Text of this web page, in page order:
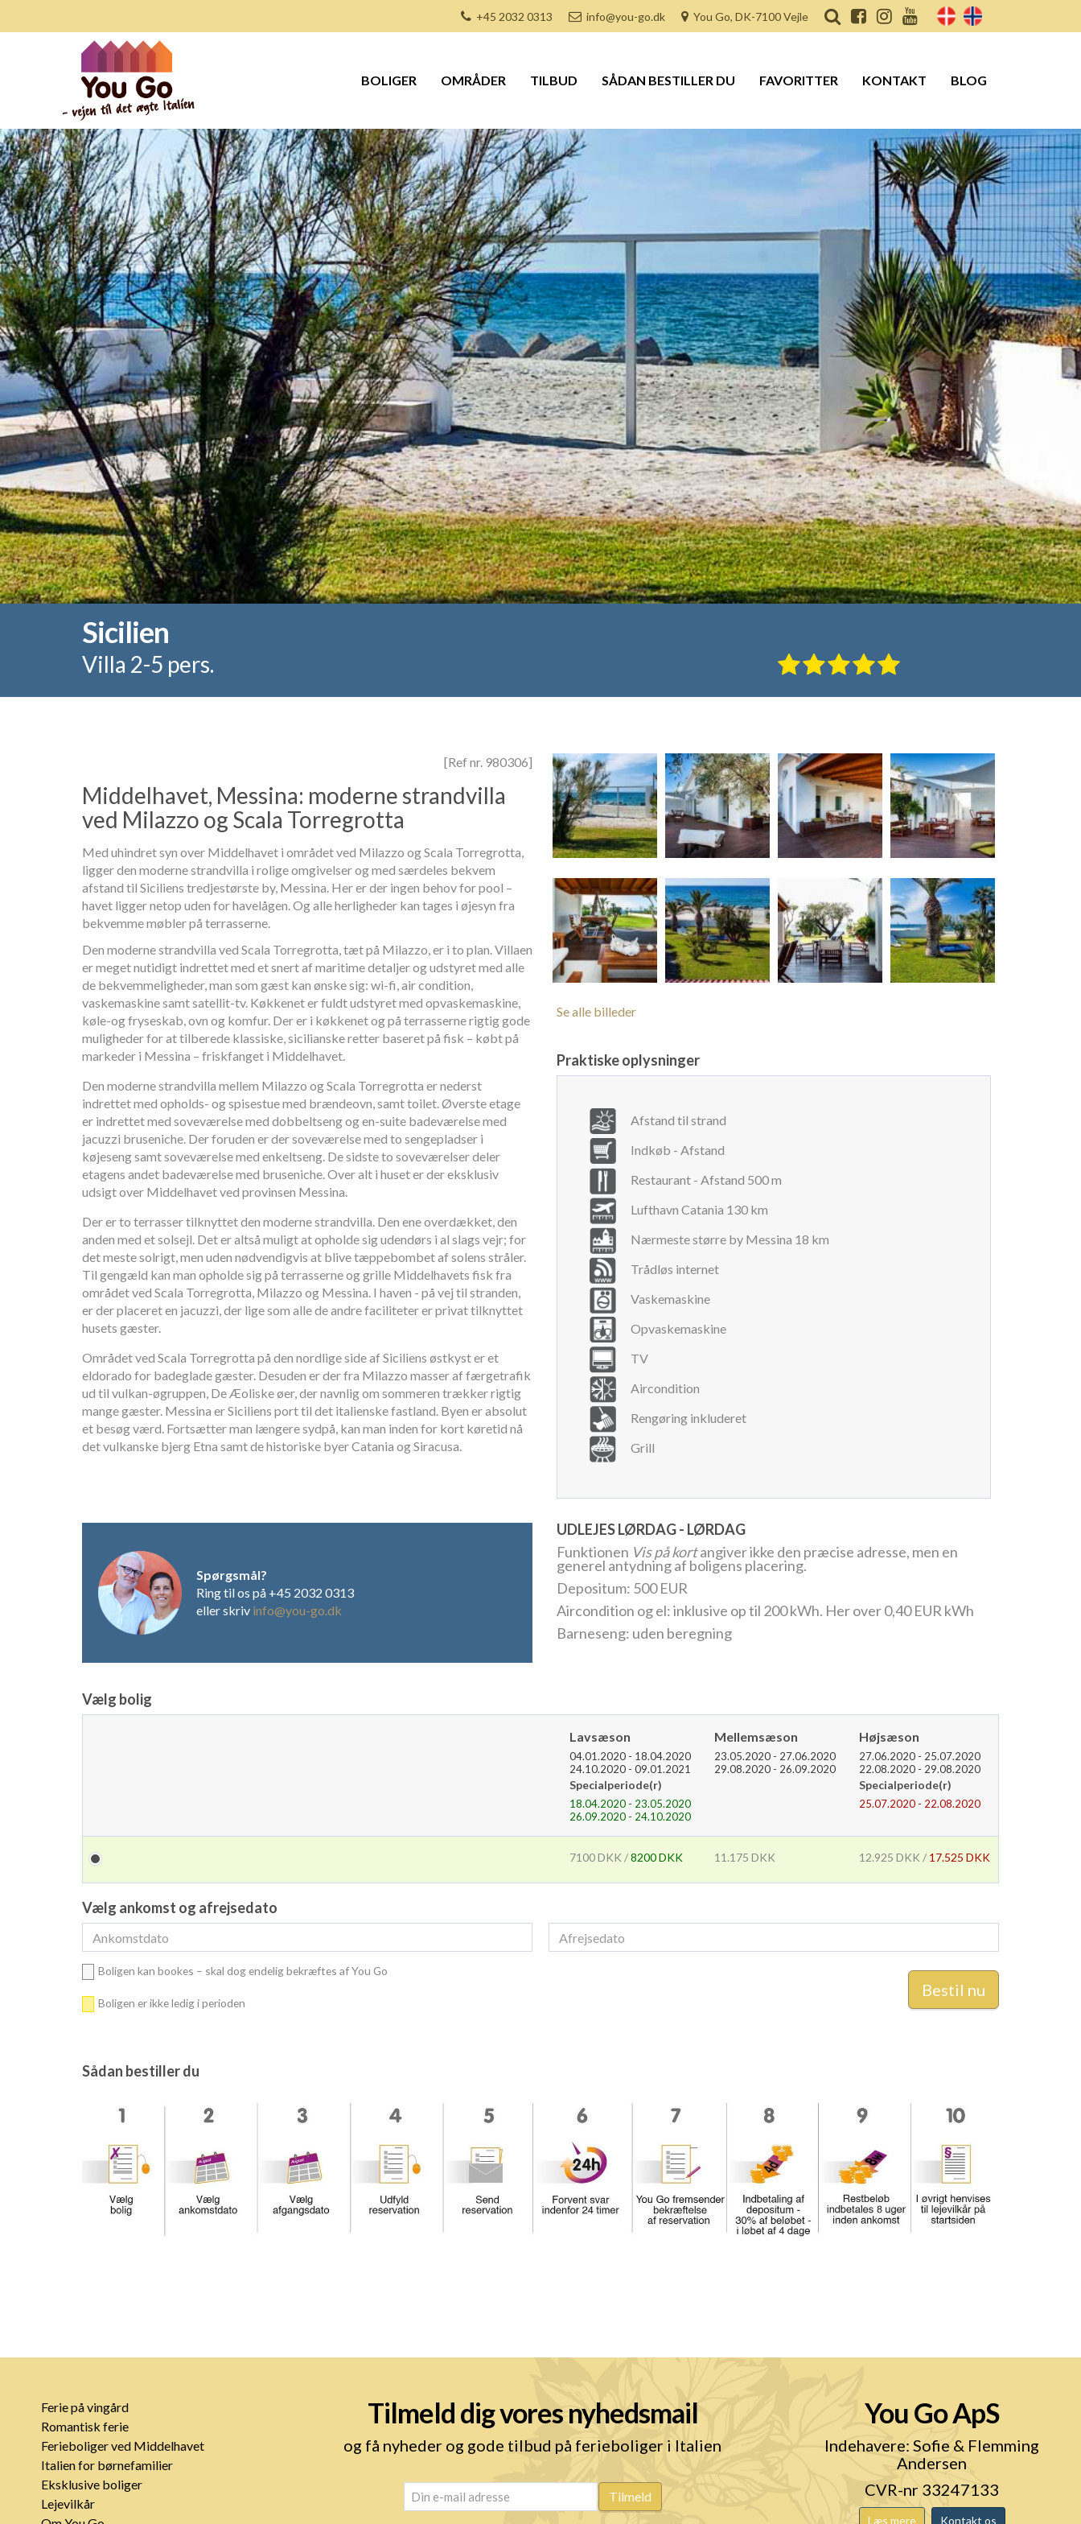
+45 2032 0313 info@you-go.dk You Go, DK-7100 Vejle
BOLIGER OMRÅDER TILBUD SÅDAN BESTILLER DU FAVORITTER KONTAKT BLOG
Sicilien
Villa 2-5 pers.
[Ref nr. 980306]
Middelhavet, Messina: moderne strandvilla
ved Milazzo og Scala Torregrotta
Med uhindret syn over Middelhavet i området ved Milazzo og Scala Torregrotta,
ligger den moderne strandvilla i rolige omgivelser og med særdeles bekvem
afstand til Siciliens tredjestørste by, Messina. Her er der ingen behov for pool –
havet ligger netop uden for havelågen. Og alle herligheder kan tages i øjesyn fra
bekvemme møbler på terrasserne.
Den moderne strandvilla ved Scala Torregrotta, tæt på Milazzo, er i to plan. Villaen
er meget nutidigt indrettet med et snert af maritime detaljer og udstyret med alle
de bekvemmeligheder, man som gæst kan ønske sig: wi-fi, air condition,
vaskemaskine samt satellit-tv. Køkkenet er fuldt udstyret med opvaskemaskine,
køle-og fryseskab, ovn og komfur. Der er i køkkenet og på terrasserne rigtig gode
muligheder for at tilberede klassiske, sicilianske retter baseret på fisk – købt på
markeder i Messina – friskfanget i Middelhavet.
Den moderne strandvilla mellem Milazzo og Scala Torregrotta er nederst
indrettet med opholds- og spisestue med brændeovn, samt toilet. Øverste etage
er indrettet med soveværelse med dobbeltseng og en-suite badeværelse med
jacuzzi bruseniche. Der foruden er der soveværelse med to sengepladser i
køjeseng samt soveværelse med enkeltseng. De sidste to soveværelser deler
etagens andet badeværelse med bruseniche. Over alt i huset er der eksklusiv
udsigt over Middelhavet ved provinsen Messina.
Der er to terrasser tilknyttet den moderne strandvilla. Den ene overdækket, den
anden med et solsejl. Det er altså muligt at opholde sig udendørs i al slags vejr; for
det meste solrigt, men uden nødvendigvis at blive tæppebombet af solens stråler.
Til gengæld kan man opholde sig på terrasserne og grille Middelhavets fisk fra
området ved Scala Torregrotta, Milazzo og Messina. I haven - på vej til stranden,
er der placeret en jacuzzi, der lige som alle de andre faciliteter er privat tilknyttet
husets gæster.
Området ved Scala Torregrotta på den nordlige side af Siciliens østkyst er et
eldorado for badeglade gæster. Desuden er der fra Milazzo masser af færgetrafik
ud til vulkan-øgruppen, De Æoliske øer, der navnlig om sommeren trækker rigtig
mange gæster. Messina er Siciliens port til det italienske fastland. Byen er absolut
et besøg værd. Fortsætter man længere sydpå, kan man inden for kort køretid nå
det vulkanske bjerg Etna samt de historiske byer Catania og Siracusa.
Se alle billeder
Praktiske oplysninger
Afstand til strand
Indkøb - Afstand
Restaurant - Afstand 500 m
Lufthavn Catania 130 km
Nærmeste større by Messina 18 km
Trådløs internet
Vaskemaskine
Opvaskemaskine
TV
Aircondition
Rengøring inkluderet
Grill
Spørgsmål?
Ring til os på +45 2032 0313
eller skriv info@you-go.dk
UDLEJES LØRDAG - LØRDAG
Funktionen Vis på kortangiver ikke den præcise adresse, men en
generel antydning af boligens placering.
Depositum: 500 EUR
Aircondition og el: inklusive op til 200 kWh. Her over 0,40 EUR kWh
Barneseng: uden beregning
Vælg bolig
Lavsæson
04.01.2020 - 18.04.2020
24.10.2020 - 09.01.2021
Specialperiode(r)
18.04.2020 - 23.05.2020
26.09.2020 - 24.10.2020
Mellemsæson
23.05.2020 - 27.06.2020
29.08.2020 - 26.09.2020
Højsæson
27.06.2020 - 25.07.2020
22.08.2020 - 29.08.2020
Specialperiode(r)
25.07.2020 - 22.08.2020
7100 DKK /8200 DKK 11.175 DKK 12.925 DKK / 17.525 DKK
Vælg ankomst og afrejsedato
Boligen kan bookes – skal dog endelig bekræftes af You Go
Boligen er ikke ledig i perioden
Sådan bestiller du
Ferie på vingård
Romantisk ferie
Ferieboliger ved Middelhavet
Italien for børnefamilier
Eksklusive boliger
Lejevilkår
Tilmeld dig vores nyhedsmail
og få nyheder og gode tilbud på ferieboliger i Italien
email (Påkrævet) Tilmeld
You Go ApS
Indehavere: Sofie & Flemming
Andersen
CVR-nr 33247133
Læs mere Kontakt os